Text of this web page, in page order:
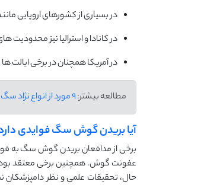
در بسیاری از کشورهای اروپایی
در کانادا و استرالیا نیز محدودیت
در آمریکا همچنان در برخی ایالت
مطالعه بیشتر:9 مورد از انواع نژاد سگ پا کوتاه
آیا بریدن گوش سگ فوایدی
برخی از مدافعان بریدن گوش سگ به
عفونت گوش. همچنین برخی معتقد
حال، تحقیقات علمی و نظر